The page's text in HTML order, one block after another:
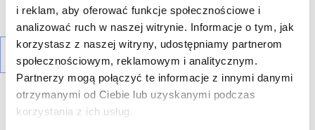
i reklam, aby oferować funkcje społecznościowe i
analizować ruch w naszej witrynie. Informacje o tym, jak
korzystasz z naszej witryny, udostępniamy partnerom
społecznościowym, reklamowym i analitycznym.
Partnerzy mogą połączyć te informacje z innymi danymi
otrzymanymi od Ciebie lub uzyskanymi podczas
korzystania z ich usług.